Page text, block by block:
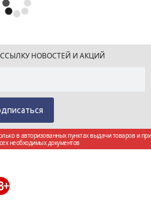
НОВОСТЕЙ И АКЦИЙ
в авторизованных пунктах выдачи товаров и при
необходимых документов